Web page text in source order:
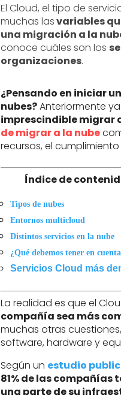
El Cloud, el tipo de
muchas lasvariables
una migración a la
conoce cuáles son los
organizaciones.
¿Pensando en iniciar
nubes?Anteriormente
imprescindible migrar
de migrar a la nube
recursos, el
Índice de
Tipos de nubes
Entornos multicloud
Distintos servicios en la nube
¿Qué debemos tener en
Servicios Cloud más
La realidad es que el
compañía sea más
muchas otras
software, hardware y
Según un estudio
81% de las compañías
una parte de su